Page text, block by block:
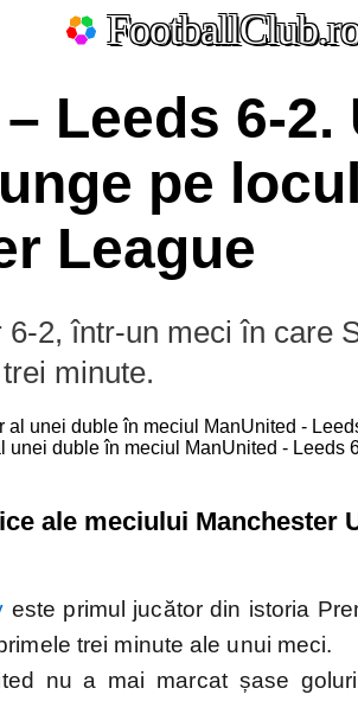
Bundesliga
Leeds 6-2.
pe
League
2, într-un meci în care
minute.
unei duble în meciul ManUnited - Leeds
ale meciului Manchester
este primul jucător din istoria
trei minute ale unui meci.
nu a mai marcat șase